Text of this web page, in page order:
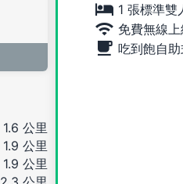
1 張標準雙
免費無線上
吃到飽自
1.6 公里
1.9 公里
1.9 公里